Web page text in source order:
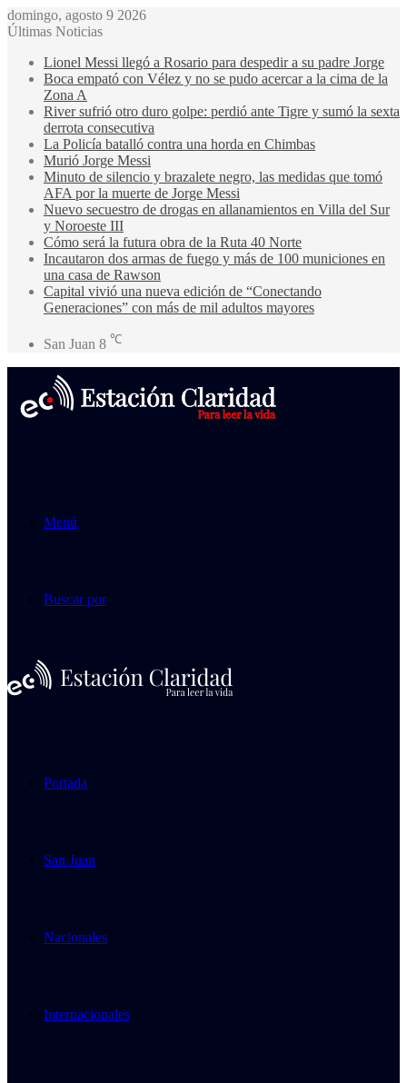
domingo, agosto 9 2026
Últimas Noticias
Lionel Messi llegó a Rosario para despedir a su padre Jorge
Boca empató con Vélez y no se pudo acercar a la cima de la
Zona A
River sufrió otro duro golpe: perdió ante Tigre y sumó la sexta
derrota consecutiva
La Policía batalló contra una horda en Chimbas
Murió Jorge Messi
Minuto de silencio y brazalete negro, las medidas que tomó
AFA por la muerte de Jorge Messi
Nuevo secuestro de drogas en allanamientos en Villa del Sur
y Noroeste III
Cómo será la futura obra de la Ruta 40 Norte
Incautaron dos armas de fuego y más de 100 municiones en
una casa de Rawson
Capital vivió una nueva edición de “Conectando
Generaciones” con más de mil adultos mayores
San Juan 8 ℃
Menú
Buscar por
Portada
San Juan
Nacionales
Internacionales